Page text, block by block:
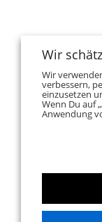
Wir
Wir
verbessern,
einzusetzen
Wenn Du auf
Anwendung